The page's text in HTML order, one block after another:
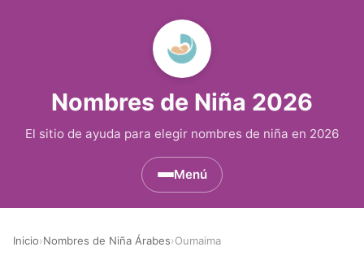
Nombres de Niña 2026
El sitio de ayuda para elegir nombres de niña en 2026
Menú
Inicio›Nombres de Niña Árabes›Oumaima